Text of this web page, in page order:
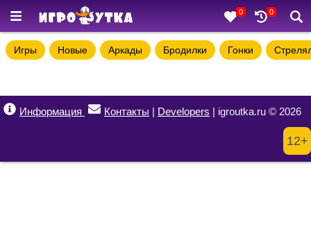
0 0
Игры Новые Аркады Бродилки Гонки
Информация Контакты | Developers | igroutka.ru © 2026
12+